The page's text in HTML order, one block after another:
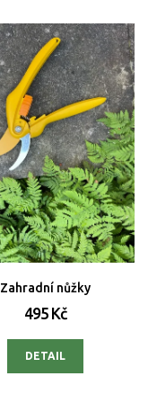
Zahradní nůžky
495 Kč
DETAIL